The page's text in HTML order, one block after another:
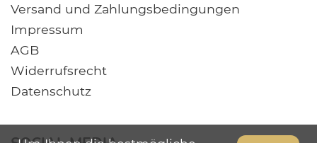
Versand und Zahlungsbedingungen
Impressum
AGB
Widerrufsrecht
Datenschutz